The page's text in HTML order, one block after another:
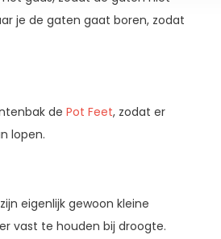
je de gaten gaat boren, zodat
de Pot Feet, zodat er
lopen.
eigenlijk gewoon kleine
vast te houden bij droogte.